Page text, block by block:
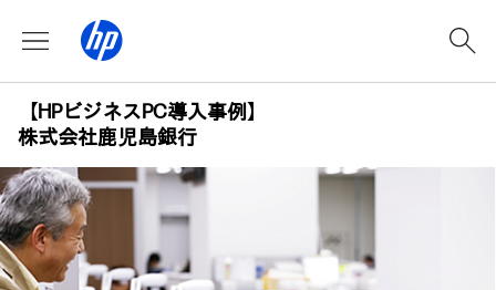
【HPビジネスPC導入事例】
株式会社鹿児島銀行